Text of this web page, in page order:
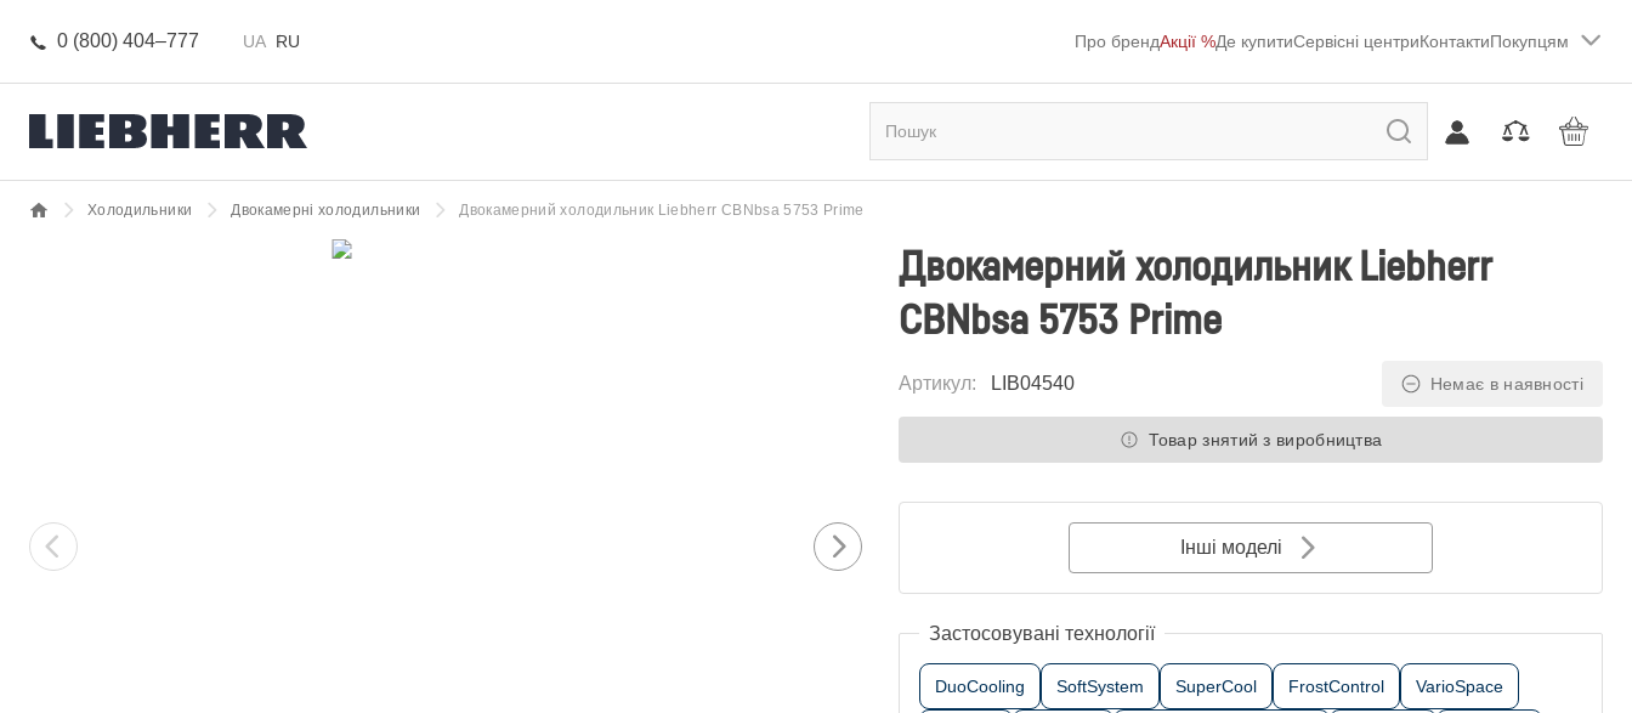
0 (800) 404–777 UA RU Про брендАкції %Де купитиСервісні центриКонтактиПокупцям
Холодильники Двокамерні холодильники Двокамерний холодильник Liebherr CBNbsa 5753 Prime
Двокамерний холодильник Liebherr
CBNbsa 5753 Prime
Артикул: LIB04540 Немає в наявності
Товар знятий з виробництва
Інші моделі
Застосовувані технології
DuoCooling SoftSystem SuperCool FrostControl VarioSpace